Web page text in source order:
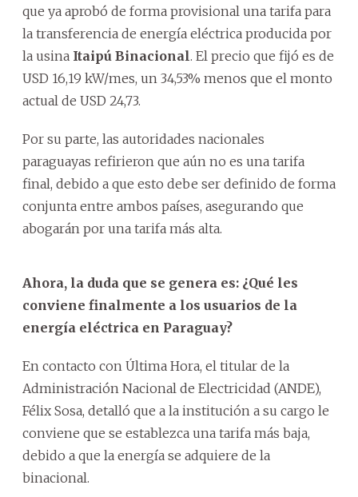
que ya aprobó de forma provisional una tarifa para
la transferencia de energía eléctrica producida por
la usina Itaipú Binacional. El precio que fijó es de
USD 16,19 kW/mes, un 34,53% menos que el monto
actual de USD 24,73.
Por su parte, las autoridades nacionales
paraguayas refirieron que aún no es una tarifa
final, debido a que esto debe ser definido de forma
conjunta entre ambos países, asegurando que
abogarán por una tarifa más alta.
Ahora, la duda que se genera es: ¿Qué les
conviene finalmente a los usuarios de la
energía eléctrica en Paraguay?
En contacto con Última Hora, el titular de la
Administración Nacional de Electricidad (ANDE),
Félix Sosa, detalló que a la institución a su cargo le
conviene que se establezca una tarifa más baja,
debido a que la energía se adquiere de la
binacional.